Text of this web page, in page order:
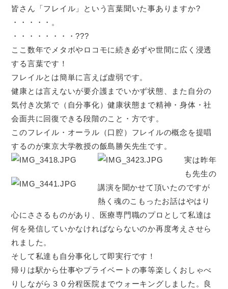
皆さん「フレイル」という言葉聞いた事ありますか?
・・・・・。
・・・・・・・・???
ここ数年でメタボやロコモに続き必ずや世間に広く浸透
する言葉です！
フレイルとは簡単に言えば虚弱です。
健康とは言えないが要介護までいかず状態、また自分の
気付き次第で（自分事化）健康状態まで精神・身体・社
会面共に回復できる段階のこと・方です。
このフレイル・オーラル（口腔）フレイルの概念を提唱
するのが東京大学教授の飯島勝矢先生です。
実は昨年
も先生の
講演を聞かせて頂いたのですが
熱く魂のこもったお話はやはり
心にささるものがあり、医療専門職のプロとして私達は
何を発信していかなければならないのか再度考えさせら
れました。
そして私達も自分事化して即実行です！
帰りは駅から仕事やプライベートの事等楽しくおしゃべ
りしながら３０分程医院までウォーキングしました。良